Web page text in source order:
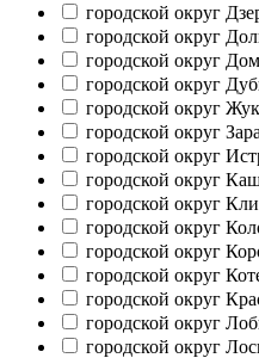
городской округ
городской округ
городской округ
городской округ
городской округ
городской округ
городской округ
городской округ
городской округ
городской округ
городской округ
городской округ
городской округ
городской округ
городской округ